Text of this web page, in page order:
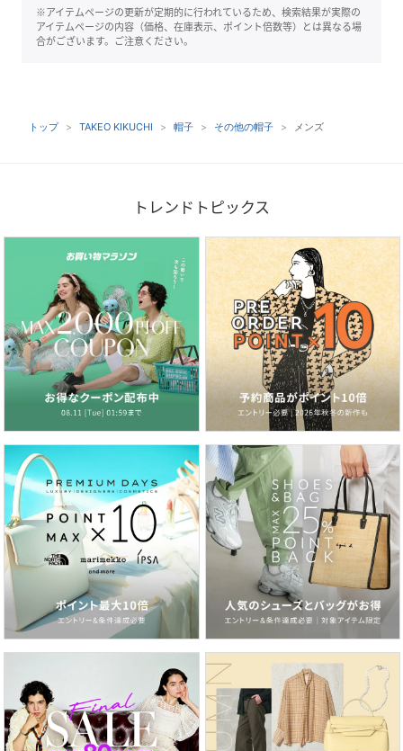
※アイテムページの更新が定期的に行われているため、検索結果が実際の
アイテムページの内容（価格、在庫表示、ポイント倍数等）とは異なる場
合がございます。ご注意ください。
トップ TAKEO KIKUCHI 帽子 その他の帽子 メンズ
トレンドトピックス